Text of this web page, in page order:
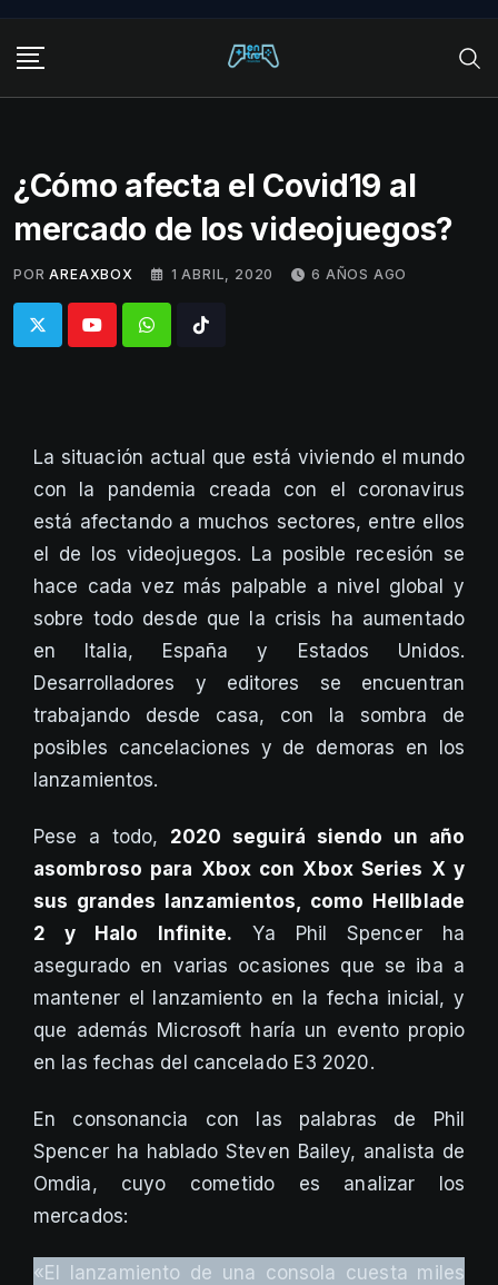
content
¿Cómo afecta el Covid19 al
mercado de los videojuegos?
POR AREAXBOX 1 ABRIL, 2020 6 AÑOS AGO
WhatsappTiktok
La situación actual que está viviendo el mundo
con la pandemia creada con el coronavirus
está afectando a muchos sectores, entre ellos
el de los videojuegos. La posible recesión se
hace cada vez más palpable a nivel global y
sobre todo desde que la crisis ha aumentado
en Italia, España y Estados Unidos.
Desarrolladores y editores se encuentran
trabajando desde casa, con la sombra de
posibles cancelaciones y de demoras en los
lanzamientos.
Pese a todo, 2020 seguirá siendo un año
asombroso para Xbox con Xbox Series X y
sus grandes lanzamientos, como Hellblade
2 y Halo Infinite. Ya Phil Spencer ha
asegurado en varias ocasiones que se iba a
mantener el lanzamiento en la fecha inicial, y
que además Microsoft haría un evento propio
en las fechas del cancelado E3 2020.
En consonancia con las palabras de Phil
Spencer ha hablado Steven Bailey, analista de
Omdia, cuyo cometido es analizar los
mercados:
«El lanzamiento de una consola cuesta miles